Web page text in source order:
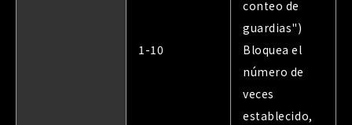
1-10
conteo de
guardias")
Bloquea el
número de
veces
establecido,